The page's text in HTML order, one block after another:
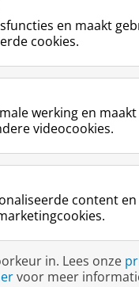
RUG
F
a
e
b
o
p
a
i
n
a
L
i
k
e
I
-
p
g
i
n
R
S
-
f
e
R
k
s
u
I
n
t
r
m
c
c
o
Copyright
Inloggen
en maakt
cookies.
werking en
videocookies.
content
in. Lees onze
voor meer